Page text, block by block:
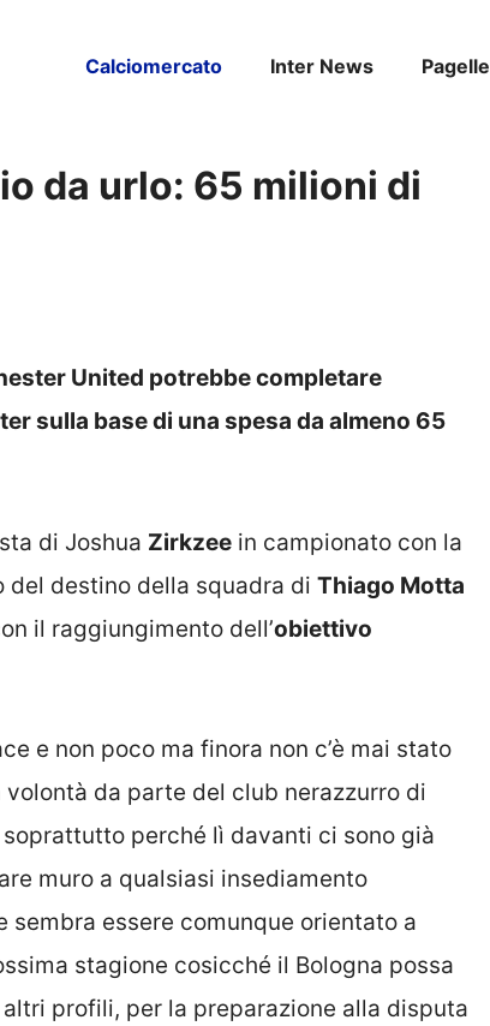
Calciomercato Inter News Pagelle
da urlo: 65 milioni di
United potrebbe completare
sulla base di una spesa da almeno 65
di Joshua Zirkzee in campionato con la
del destino della squadra di Thiago Motta
il raggiungimento dell’obiettivo
e non poco ma finora non c’è mai stato
da parte del club nerazzurro di
perché lì davanti ci sono già
muro a qualsiasi insediamento
essere comunque orientato a
stagione cosicché il Bologna possa
profili, per la preparazione alla disputa